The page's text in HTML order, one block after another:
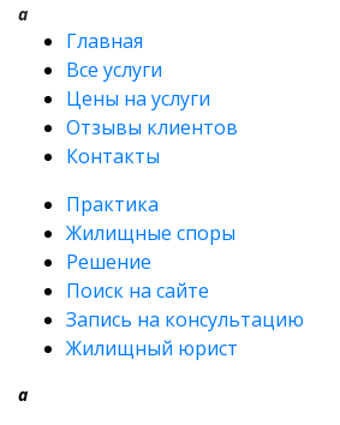
a
Главная
Все услуги
Цены на услуги
Отзывы клиентов
Контакты
Практика
Жилищные споры
Решение
Поиск на сайте
Запись на консультацию
Жилищный юрист
a